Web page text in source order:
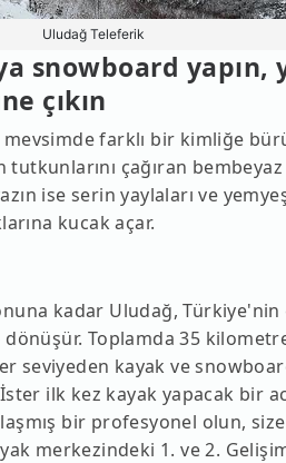
Uludağ Teleferik
snowboard yapın,
çıkın
farklı bir kimliğe
tutkunlarını çağıran
ise serin yaylaları ve
kucak açar.
kadar Uludağ,
dönüşür. Toplamda 35
seviyeden kayak ve
ilk kez kayak yapacak bir
bir profesyonel olun,
merkezindeki 1. ve 2.